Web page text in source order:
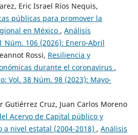
Eric Israel Ríos Nequis,
públicas para promover la
en México , Análisis
Núm. 106 (2026): Enero-Abril
Rossi, Resiliencia y
durante el coronavirus ,
Vol. 38 Núm. 98 (2023): Mayo-
Gutiérrez Cruz, Juan Carlos Moreno
Acervo de Capital público y
a nivel estatal (2004-2018) , Análisis